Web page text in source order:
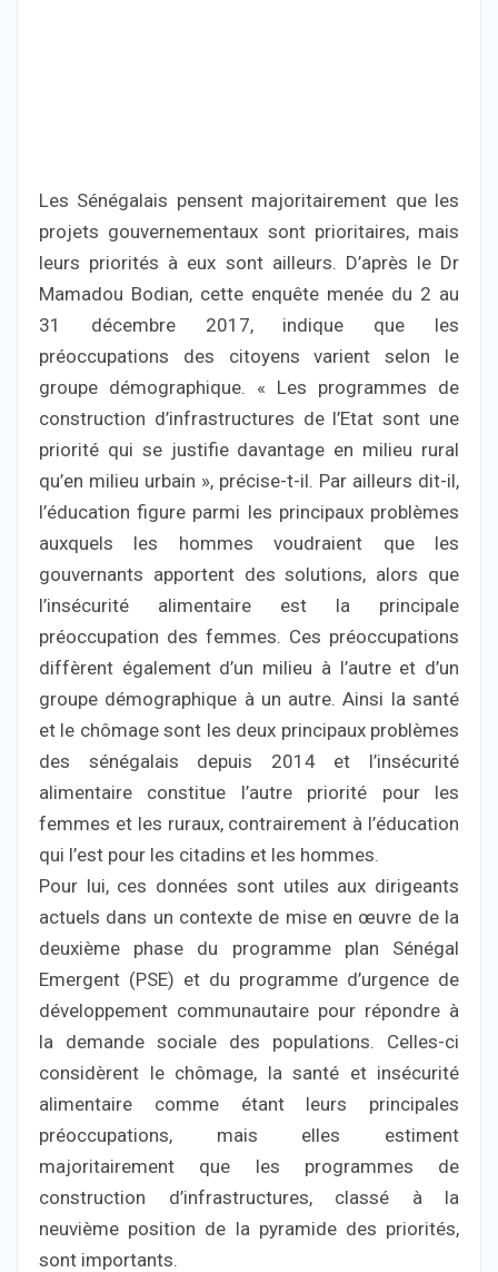
Les Sénégalais pensent majoritairement que les
projets gouvernementaux sont prioritaires, mais
leurs priorités à eux sont ailleurs. D’après le Dr
Mamadou Bodian, cette enquête menée du 2 au
31 décembre 2017, indique que les
préoccupations des citoyens varient selon le
groupe démographique. « Les programmes de
construction d’infrastructures de l’Etat sont une
priorité qui se justifie davantage en milieu rural
qu’en milieu urbain », précise-t-il. Par ailleurs dit-il,
l’éducation figure parmi les principaux problèmes
auxquels les hommes voudraient que les
gouvernants apportent des solutions, alors que
l’insécurité alimentaire est la principale
préoccupation des femmes. Ces préoccupations
diffèrent également d’un milieu à l’autre et d’un
groupe démographique à un autre. Ainsi la santé
et le chômage sont les deux principaux problèmes
des sénégalais depuis 2014 et l’insécurité
alimentaire constitue l’autre priorité pour les
femmes et les ruraux, contrairement à l’éducation
qui l’est pour les citadins et les hommes.
Pour lui, ces données sont utiles aux dirigeants
actuels dans un contexte de mise en œuvre de la
deuxième phase du programme plan Sénégal
Emergent (PSE) et du programme d’urgence de
développement communautaire pour répondre à
la demande sociale des populations. Celles-ci
considèrent le chômage, la santé et insécurité
alimentaire comme étant leurs principales
préoccupations, mais elles estiment
majoritairement que les programmes de
construction d’infrastructures, classé à la
neuvième position de la pyramide des priorités,
sont importants.